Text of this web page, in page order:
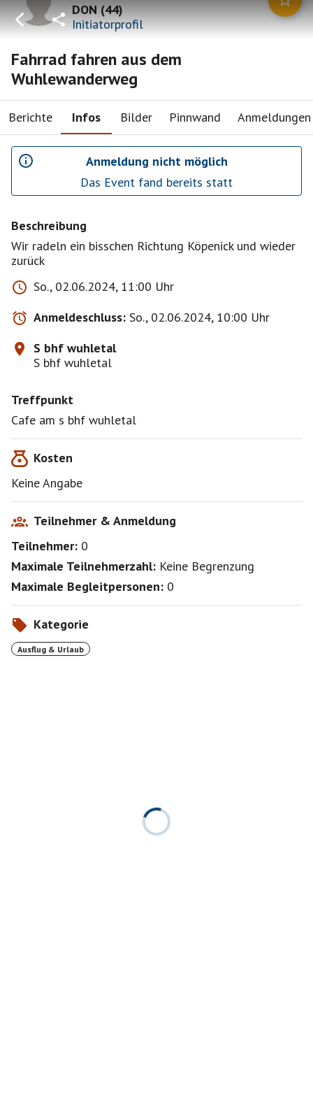
DON(44)
Initiatorprofil
Fahrrad fahren aus dem
Wuhlewanderweg
Berichte Infos Bilder Pinnwand Anmeldungen
Anmeldung nicht möglich
Das Event fand bereits statt
Beschreibung
Wir radeln ein bisschen Richtung Köpenick und wieder
zurück
So., 02.06.2024, 11:00 Uhr
Anmeldeschluss: So., 02.06.2024, 10:00 Uhr
S bhf wuhletal
S bhf wuhletal
Treffpunkt
Cafe am s bhf wuhletal
Kosten
Keine Angabe
Teilnehmer & Anmeldung
Teilnehmer: 0
Maximale Teilnehmerzahl: Keine Begrenzung
Maximale Begleitpersonen: 0
Kategorie
Ausflug & Urlaub